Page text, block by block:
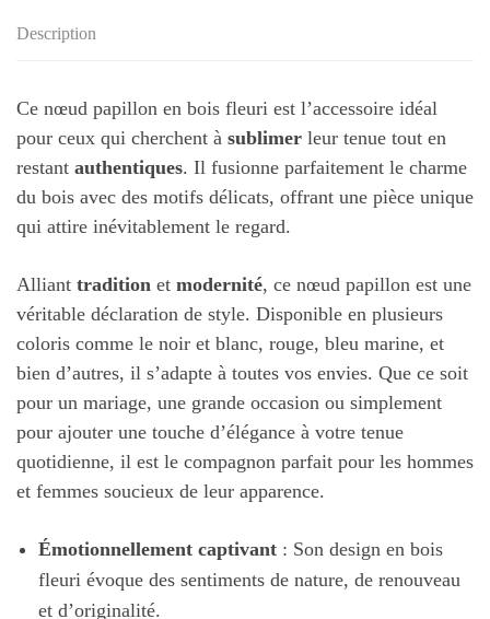
Description
Ce nœud papillon en bois fleuri est l’accessoire idéal
pour ceux qui cherchent à sublimer leur tenue tout en
restant authentiques. Il fusionne parfaitement le charme
du bois avec des motifs délicats, offrant une pièce unique
qui attire inévitablement le regard.
Alliant tradition et modernité, ce nœud papillon est une
véritable déclaration de style. Disponible en plusieurs
coloris comme le noir et blanc, rouge, bleu marine, et
bien d’autres, il s’adapte à toutes vos envies. Que ce soit
pour un mariage, une grande occasion ou simplement
pour ajouter une touche d’élégance à votre tenue
quotidienne, il est le compagnon parfait pour les hommes
et femmes soucieux de leur apparence.
Émotionnellement captivant : Son design en bois
fleuri évoque des sentiments de nature, de renouveau
et d’originalité.